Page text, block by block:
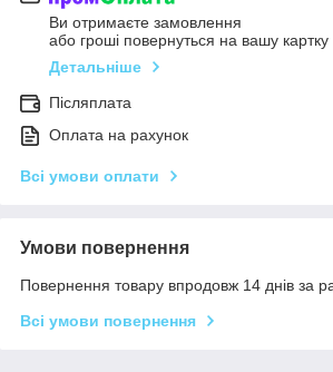
Ви отримаєте замовлення
або гроші повернуться на вашу картку
Детальніше
Післяплата
Оплата на рахунок
Всі умови оплати
Умови повернення
Повернення товару впродовж 14 днів за
Всі умови повернення